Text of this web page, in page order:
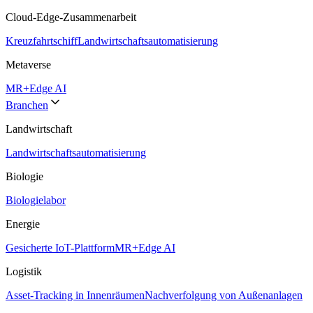
Cloud-Edge-Zusammenarbeit
KreuzfahrtschiffLandwirtschaftsautomatisierung
Metaverse
MR+Edge AI
Branchen
Landwirtschaft
Landwirtschaftsautomatisierung
Biologie
Biologielabor
Energie
Gesicherte IoT-PlattformMR+Edge AI
Logistik
Asset-Tracking in InnenräumenNachverfolgung von Außenanlagen